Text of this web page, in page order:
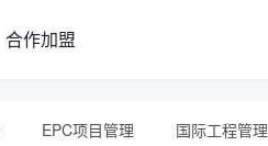
合作加盟
EPC项目管理
国际工程管理